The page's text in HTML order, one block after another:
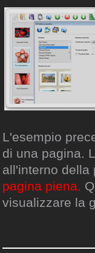
L'esempio
di una pagina.
all'interno
pagina piena.
visualizzare la